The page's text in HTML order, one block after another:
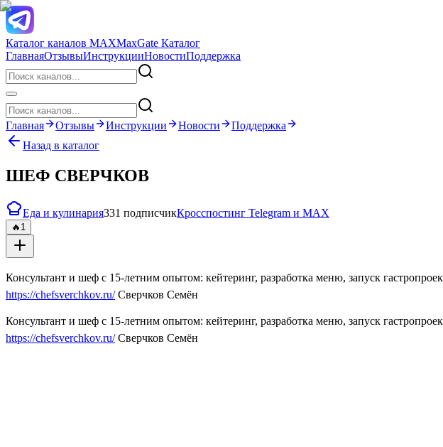
Каталог каналов MAXMaxGate Каталог
ГлавнаяОтзывыИнструкцииНовостиПоддержка
Главная Отзывы Инструкции Новости
Поддержка
Назад в каталог
ШЕФ СВЕРЧКОВ
Еда и кулинария331 подписчикКросспостинг Telegram и MAX
🔥 1
Консультант и шеф с 15-летним опытом: кейтеринг, разработка меню, запуск
https://chefsverchkov.ru/Сверчков Семён
Консультант и шеф с 15-летним опытом: кейтеринг, разработка меню, запуск
https://chefsverchkov.ru/Сверчков Семён